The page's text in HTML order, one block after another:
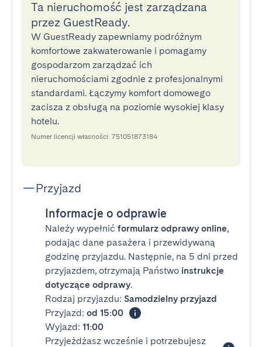
Ta nieruchomość jest zarządzana
przez GuestReady.
W GuestReady zapewniamy podróżnym
komfortowe zakwaterowanie i pomagamy
gospodarzom zarządzać ich
nieruchomościami zgodnie z profesjonalnymi
standardami. Łączymy komfort domowego
zacisza z obsługą na poziomie wysokiej klasy
hotelu.
Numer licencji własności: 751051873184
Przyjazd
Informacje o odprawie
Należy wypełnić formularz odprawy online,
podając dane pasażera i przewidywaną
godzinę przyjazdu. Następnie, na 5 dni przed
przyjazdem, otrzymają Państwo instrukcje
dotyczące odprawy.
Rodzaj przyjazdu: Samodzielny przyjazd
Przyjazd: od 15:00
Wyjazd: 11:00
Przyjeżdżasz wcześnie i potrzebujesz